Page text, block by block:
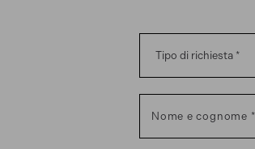
Nome e cognome